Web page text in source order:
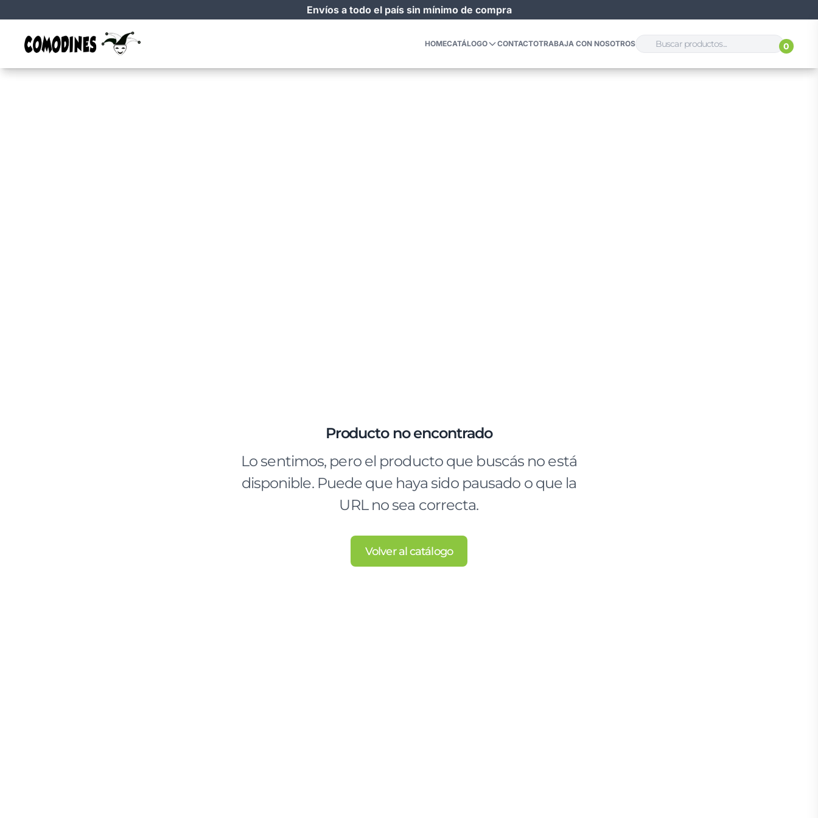
Envíos a todo el país sin mínimo de compra
HOMECATÁLOGO CONTACTOTRABAJA CON NOSOTROS 0
Producto no encontrado
Lo sentimos, pero el producto que buscás no está
disponible. Puede que haya sido pausado o que la
URL no sea correcta.
Volver al catálogo